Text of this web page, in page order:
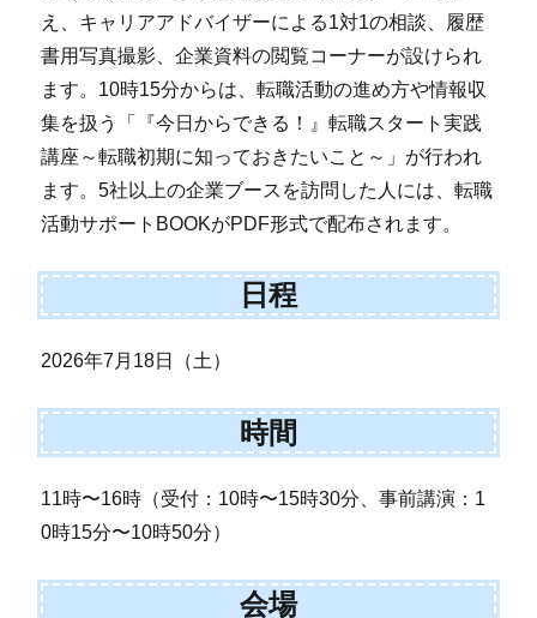
え、キャリアアドバイザーによる1対1の相談、履歴
書用写真撮影、企業資料の閲覧コーナーが設けられ
ます。10時15分からは、転職活動の進め方や情報収
集を扱う「『今日からできる！』転職スタート実践
講座～転職初期に知っておきたいこと～」が行われ
ます。5社以上の企業ブースを訪問した人には、転職
活動サポートBOOKがPDF形式で配布されます。
日程
2026年7月18日（土）
時間
11時〜16時（受付：10時〜15時30分、事前講演：1
0時15分〜10時50分）
会場